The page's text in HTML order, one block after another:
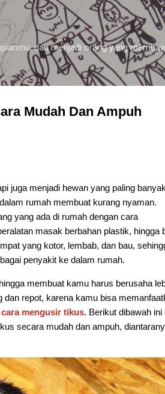
to main content
dan menjadi orang yang
Mudah Dan Ampuh
juga menjadi hewan yang paling
rumah membuat kurang nyaman.
yang ada di rumah dengan cara
masak berbahan plastik, hingga
yang kotor, lembab, dan bau,
penyakit ke dalam rumah.
membuat kamu harus berusaha
dan repot, karena kamu bisa
cara mengusir tikus. Berikut dibawah ini
secara mudah dan ampuh,